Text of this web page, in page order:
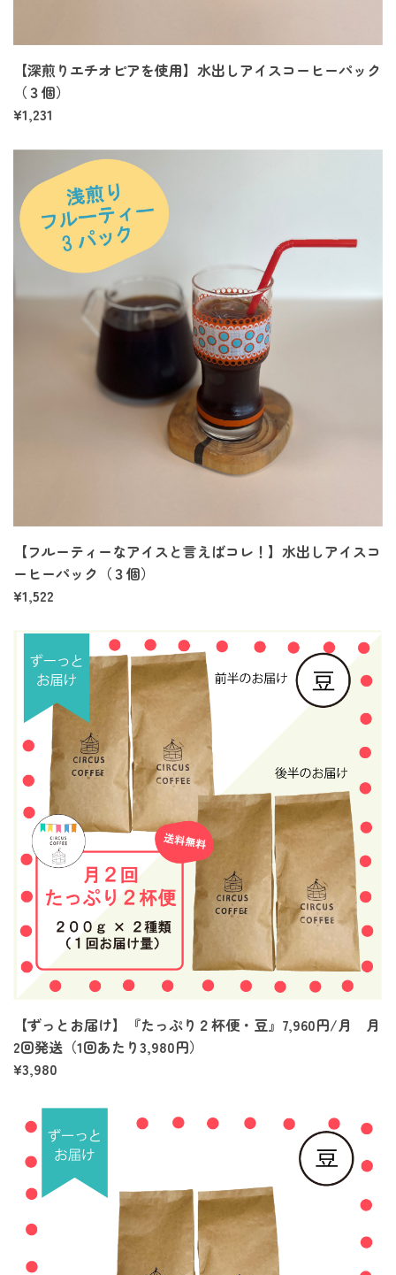
【深煎りエチオピアを使用】水出しアイスコーヒーパック
（３個）
¥1,231
【フルーティーなアイスと言えばコレ！】水出しアイスコ
ーヒーパック（３個）
¥1,522
【ずっとお届け】『たっぷり２杯便・豆』7,960円/月 月
2回発送（1回あたり3,980円）
¥3,980